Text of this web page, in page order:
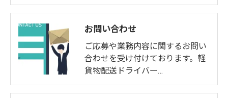
お問い合わせ
ご応募や業務内容に関するお問い
合わせを受け付けております。軽
貨物配送ドライバー…